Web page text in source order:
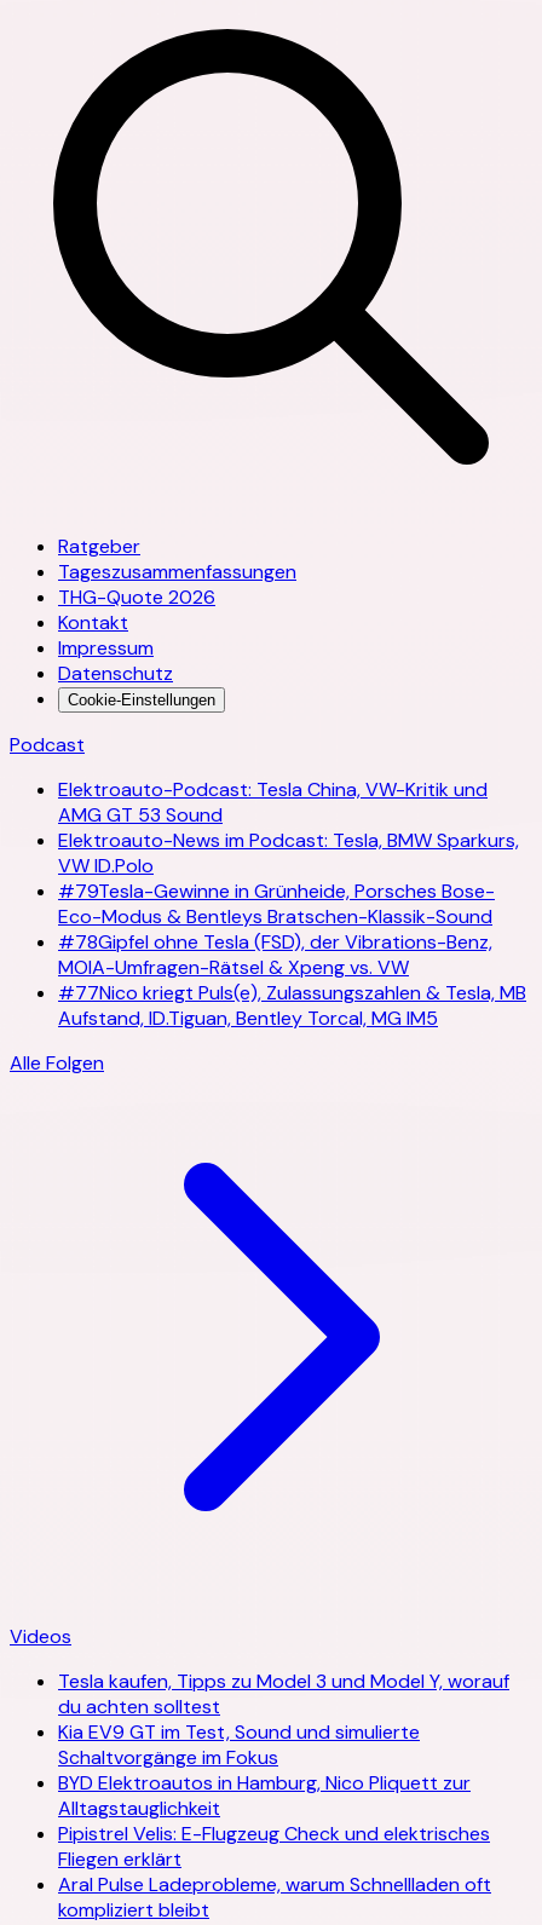
Ratgeber
Tageszusammenfassungen
THG-Quote 2026
Kontakt
Impressum
Datenschutz
Cookie-Einstellungen
Podcast
Elektroauto-Podcast: Tesla China, VW-Kritik und
AMG GT 53 Sound
Elektroauto-News im Podcast: Tesla, BMW Sparkurs,
VW ID.Polo
#79Tesla-Gewinne in Grünheide, Porsches Bose-
Eco-Modus & Bentleys Bratschen-Klassik-Sound
#78Gipfel ohne Tesla (FSD), der Vibrations-Benz,
MOIA-Umfragen-Rätsel & Xpeng vs. VW
#77Nico kriegt Puls(e), Zulassungszahlen & Tesla, MB
Aufstand, ID.Tiguan, Bentley Torcal, MG IM5
Alle Folgen
Videos
Tesla kaufen, Tipps zu Model 3 und Model Y, worauf
du achten solltest
Kia EV9 GT im Test, Sound und simulierte
Schaltvorgänge im Fokus
BYD Elektroautos in Hamburg, Nico Pliquett zur
Alltagstauglichkeit
Pipistrel Velis: E-Flugzeug Check und elektrisches
Fliegen erklärt
Aral Pulse Ladeprobleme, warum Schnellladen oft
kompliziert bleibt